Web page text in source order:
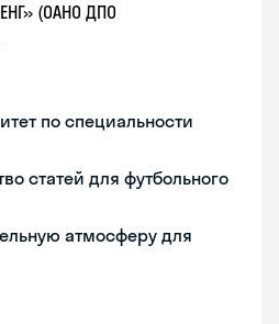
(ОАНО ДПО
по специальности
статей для футбольного
атмосферу для